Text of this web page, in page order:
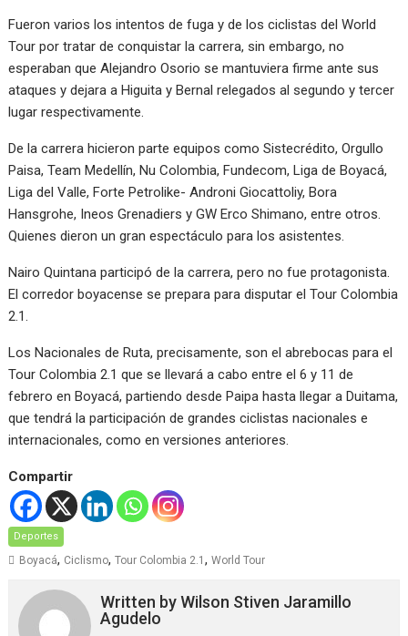
Fueron varios los intentos de fuga y de los ciclistas del World
Tour por tratar de conquistar la carrera, sin embargo, no
esperaban que Alejandro Osorio se mantuviera firme ante sus
ataques y dejara a Higuita y Bernal relegados al segundo y tercer
lugar respectivamente.
De la carrera hicieron parte equipos como Sistecrédito, Orgullo
Paisa, Team Medellín, Nu Colombia, Fundecom, Liga de Boyacá,
Liga del Valle, Forte Petrolike- Androni Giocattoliy, Bora
Hansgrohe, Ineos Grenadiers y GW Erco Shimano, entre otros.
Quienes dieron un gran espectáculo para los asistentes.
Nairo Quintana participó de la carrera, pero no fue protagonista.
El corredor boyacense se prepara para disputar el Tour Colombia
2.1.
Los Nacionales de Ruta, precisamente, son el abrebocas para el
Tour Colombia 2.1 que se llevará a cabo entre el 6 y 11 de
febrero en Boyacá, partiendo desde Paipa hasta llegar a Duitama,
que tendrá la participación de grandes ciclistas nacionales e
internacionales, como en versiones anteriores.
Compartir
Deportes
Boyacá, Ciclismo,Tour Colombia 2.1,World Tour
Written byWilson Stiven Jaramillo
Agudelo